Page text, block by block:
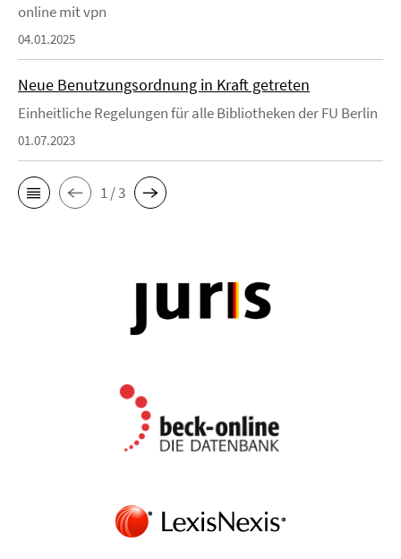
online mit vpn
04.01.2025
Neue Benutzungsordnung in Kraft getreten
Einheitliche Regelungen für alle Bibliotheken der FU Berlin
01.07.2023
1 / 3